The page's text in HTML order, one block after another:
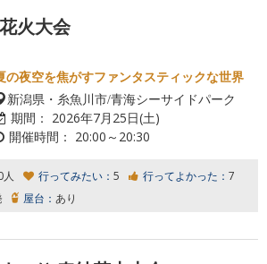
火大会
の夜空を焦がすファンタスティックな世界
新潟県・糸魚川市/青海シーサイドパーク
期間： 2026年7月25日(土)
開催時間： 20:00～20:30
行ってみたい： 5 行ってよかった： 7
屋台： あり